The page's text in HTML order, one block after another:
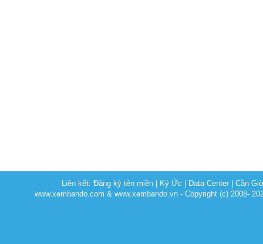
Liên kết:Đăng ký tên miền Ký Ức Data Center |Cần
www.xembando.com & www.xembando.vn - Copyright (c) 2008-